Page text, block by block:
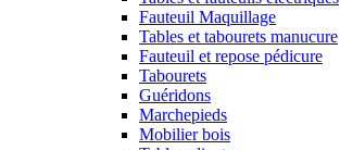
Fauteuil Maquillage
Tables et tabourets manucure
Fauteuil et repose pédicure
Tabourets
Guéridons
Marchepieds
Mobilier bois